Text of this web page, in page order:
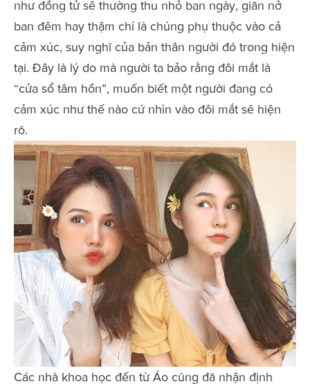
như đồng tử sẽ thường thu nhỏ ban ngày, giãn nở
ban đêm hay thậm chí là chúng phụ thuộc vào cả
cảm xúc, suy nghĩ của bản thân người đó trong hiện
tại. Đây là lý do mà người ta bảo rằng đôi mắt là
“cửa sổ tâm hồn”, muốn biết một người đang có
cảm xúc như thế nào cứ nhìn vào đôi mắt sẽ hiện
rõ.
Các nhà khoa học đến từ Áo cũng đã nhận định